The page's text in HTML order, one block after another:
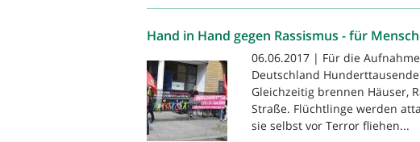
Hand in Hand gegen Rassismus - für
06.06.2017 | Für die
Deutschland
Gleichzeitig brennen Häuser,
Straße. Flüchtlinge werden
sie selbst vor Terror fliehen...